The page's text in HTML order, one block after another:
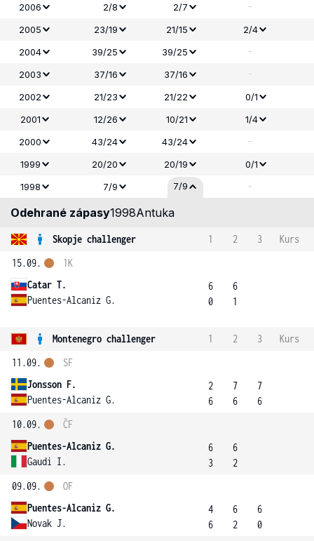
2006 2/8 2/7 -
2005 23/19 21/15
2/4
2004
39/25 39/25 -
2003 37/16 37/16 -
2002 21/23 21/22
0/1
2001
12/26 10/21
1/4
2000
43/24 43/24 -
1999 20/20 20/19
0/1
1998
7/9 7/9 -
Odehrané zápasy1998Antuka
Skopje challenger 1 2 3
Kurs
15.09.
Catar T.
Puentes-Alcaniz G.
1K
6
0
6
1
Montenegro challenger 1 2 3
Kurs
11.09.
Jonsson F.
Puentes-Alcaniz G.
SF
2
6
7
6
7
6
10.09.
Puentes-Alcaniz G.
Gaudi I.
ČF
6
3
6
2
09.09.
Puentes-Alcaniz G.
Novak J.
OF
4
6
6
2
6
0